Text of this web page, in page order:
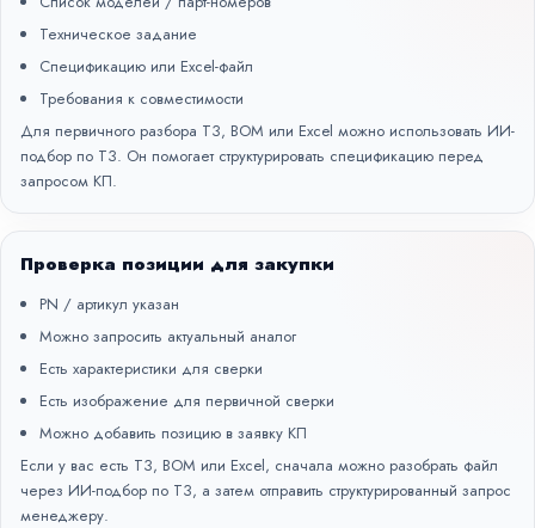
Техническое задание
Спецификацию или Excel-файл
Требования к совместимости
Для первичного разбора ТЗ, BOM или Excel можно использовать ИИ-
подбор по ТЗ. Он помогает структурировать спецификацию перед
запросом КП.
Проверка позиции для закупки
PN / артикул указан
Можно запросить актуальный аналог
Есть характеристики для сверки
Есть изображение для первичной сверки
Можно добавить позицию в заявку КП
Если у вас есть ТЗ, BOM или Excel, сначала можно разобрать файл
через ИИ-подбор по ТЗ, а затем отправить структурированный запрос
менеджеру.